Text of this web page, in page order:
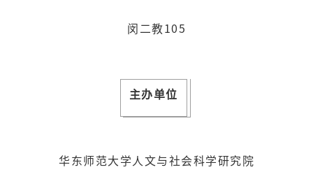
闵二教105
主办单位
华东师范大学人文与社会科学研究院